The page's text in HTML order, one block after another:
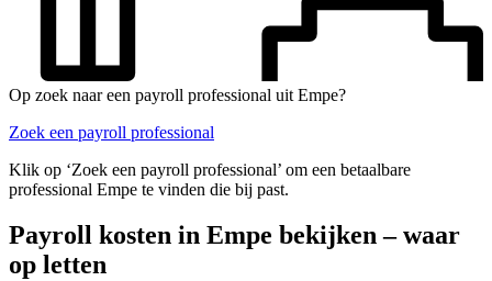
Op zoek naar een payroll professional uit Empe?
Zoek een payroll professional
Klik op ‘Zoek een payroll professional’ om een betaalbare
professional Empe te vinden die bij past.
Payroll kosten in Empe bekijken – waar
op letten